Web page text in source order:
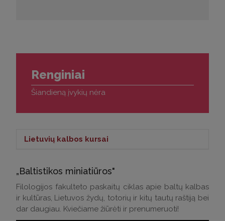
Renginiai
Šiandieną įvykių nėra
Lietuvių kalbos kursai
Lietuvių kalbos kursai >
Kontaktai klausimams:
Tel.: (0 5) 268 7214
El. p.:andrius.apinis@flf.vu.lt
„Baltistikos miniatiūros"
Filologijos fakulteto paskaitų ciklas apie baltų kalbas
ir kultūras, Lietuvos žydų, totorių ir kitų tautų raštiją bei
dar daugiau. Kviečiame žiūrėti ir prenumeruoti!